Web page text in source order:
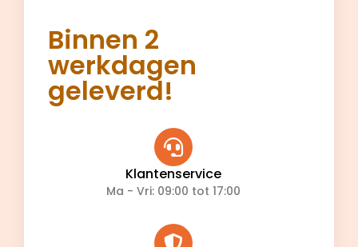
Binnen 2
werkdagen
geleverd!
Klantenservice
Ma - Vri: 09:00 tot 17:00